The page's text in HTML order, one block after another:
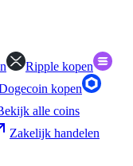
Ripple kopen
kopen
alle coins
Zakelijk handelen